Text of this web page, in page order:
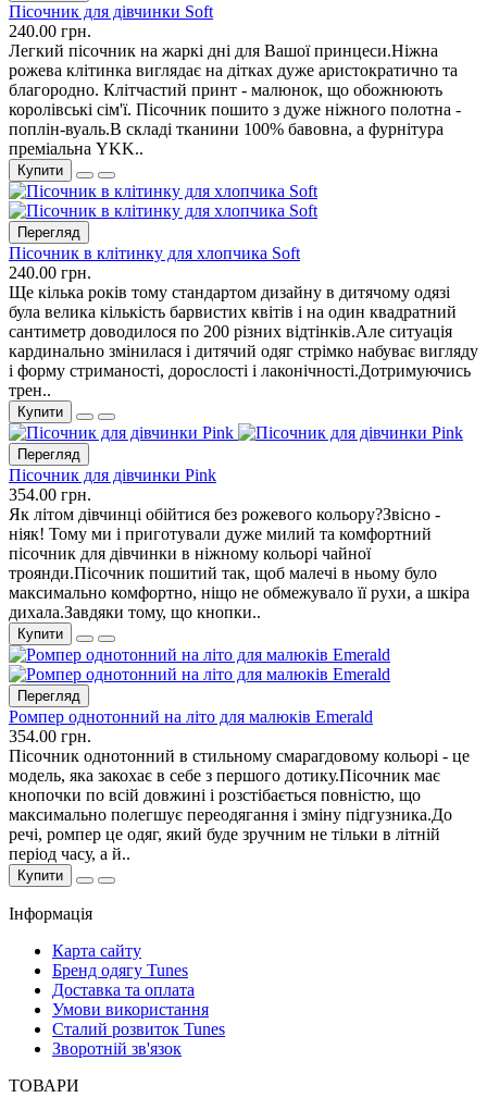
Пісочник для дівчинки Soft
240.00 грн.
Легкий пісочник на жаркі дні для Вашої принцеси.Ніжна
рожева клітинка виглядає на дітках дуже аристократично та
благородно. Клітчастий принт - малюнок, що обожнюють
королівські сім'ї. Пісочник пошито з дуже ніжного полотна -
поплін-вуаль.В складі тканини 100% бавовна, а фурнітура
преміальна YKK..
Купити
Перегляд
Пісочник в клітинку для хлопчика Soft
240.00 грн.
Ще кілька років тому стандартом дизайну в дитячому одязі
була велика кількість барвистих квітів і на один квадратний
сантиметр доводилося по 200 різних відтінків.Але ситуація
кардинально змінилася і дитячий одяг стрімко набуває вигляду
і форму стриманості, дорослості і лаконічності.Дотримуючись
трен..
Купити
Перегляд
Пісочник для дівчинки Pink
354.00 грн.
Як літом дівчинці обійтися без рожевого кольору?Звісно -
ніяк! Тому ми і приготували дуже милий та комфортний
пісочник для дівчинки в ніжному кольорі чайної
троянди.Пісочник пошитий так, щоб малечі в ньому було
максимально комфортно, ніщо не обмежувало її рухи, а шкіра
дихала.Завдяки тому, що кнопки..
Купити
Перегляд
Ромпер однотонний на літо для малюків Emerald
354.00 грн.
Пісочник однотонний в стильному смарагдовому кольорі - це
модель, яка закохає в себе з першого дотику.Пісочник має
кнопочки по всій довжині і розстібається повністю, що
максимально полегшує переодягання і зміну підгузника.До
речі, ромпер це одяг, який буде зручним не тільки в літній
період часу, а й..
Купити
Інформація
Карта сайту
Бренд одягу Tunes
Доставка та оплата
Умови використання
Сталий розвиток Tunes
Зворотній зв'язок
ТОВАРИ